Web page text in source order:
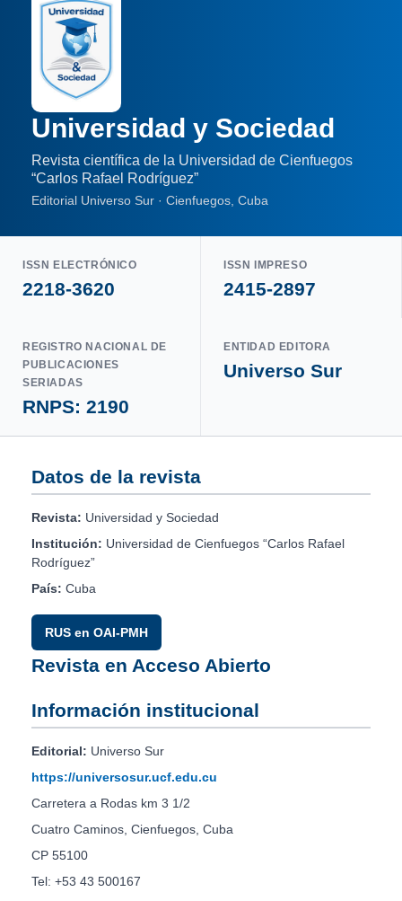
Universidad y Sociedad
Revista científica de la Universidad de Cienfuegos
“Carlos Rafael Rodríguez”
Editorial Universo Sur · Cienfuegos, Cuba
ISSN ELECTRÓNICO
2218-3620
ISSN IMPRESO
2415-2897
REGISTRO NACIONAL DE
PUBLICACIONES
SERIADAS
RNPS: 2190
ENTIDAD EDITORA
Universo Sur
Datos de la revista
Revista: Universidad y Sociedad
Institución: Universidad de Cienfuegos “Carlos Rafael
Rodríguez”
País: Cuba
RUS en OAI-PMH
Revista en Acceso Abierto
Información institucional
Editorial: Universo Sur
https://universosur.ucf.edu.cu
Carretera a Rodas km 3 1/2
Cuatro Caminos, Cienfuegos, Cuba
CP 55100
Tel: +53 43 500167